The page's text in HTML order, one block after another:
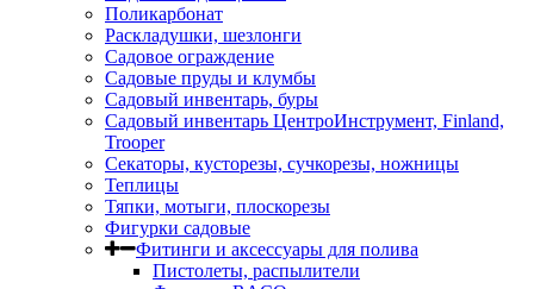
Поликарбонат
Раскладушки, шезлонги
Садовое ограждение
Садовые пруды и клумбы
Садовый инвентарь, буры
Садовый инвентарь ЦентроИнструмент, Finland,
Trooper
Секаторы, кусторезы, сучкорезы, ножницы
Теплицы
Тяпки, мотыги, плоскорезы
Фигурки садовые
Фитинги и аксессуары для полива
Пистолеты, распылители